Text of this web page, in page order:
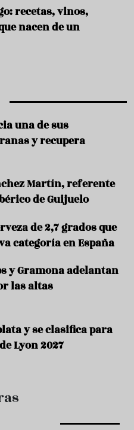
recetas, vinos,
nacen de un
una de sus
y recupera
Martín, referente
de Guijuelo
de 2,7 grados que
categoría en España
y Gramona adelantan
las altas
y se clasifica para
Lyon 2027